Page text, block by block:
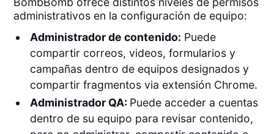
administrativos en la configuración de equipo:
Administrador de contenido: Puede
compartir correos, videos, formularios y
campañas dentro de equipos designados y
compartir fragmentos via extensión Chrome.
Administrador QA: Puede acceder a cuentas
dentro de su equipo para revisar contenido,